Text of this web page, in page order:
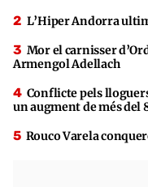
L’Hiper Andorra
Mor el carnisser
Armengol Adellach
Conflicte pels
un augment de més del
Rouco Varela